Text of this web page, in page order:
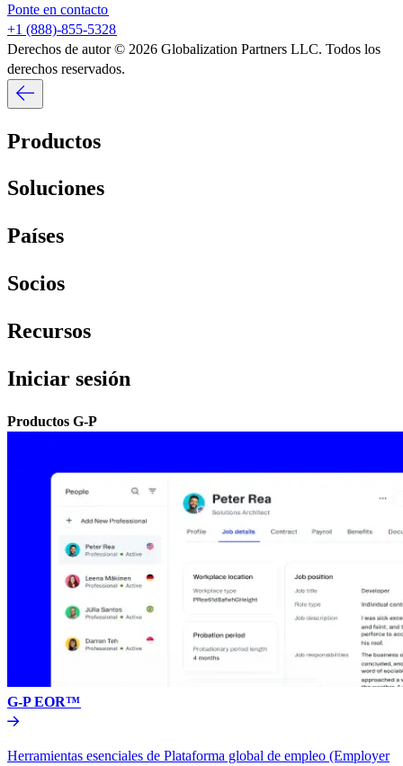
Ponte en contacto​​
+1 (888)-855-5328​​
Derechos de autor © 2026 Globalization Partners LLC. Todos los
derechos reservados.​​
Productos​​
Soluciones​​
Países​​
Socios​​
Recursos​​
Iniciar sesión​​
Productos G-P​​
G-P EOR™​​
Herramientas esenciales de Plataforma global de empleo (Employer